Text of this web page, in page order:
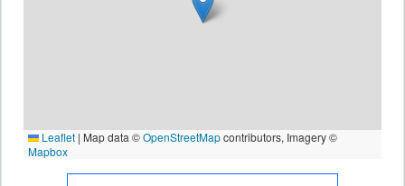
Leaflet | Map data ©OpenStreetMapcontributors, Imagery ©
Mapbox